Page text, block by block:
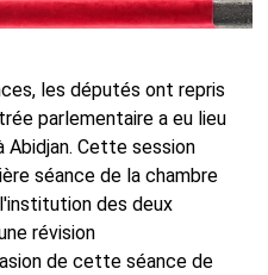
les députés ont repris
parlementaire a eu lieu
Abidjan. Cette session
séance de la chambre
des deux
révision
de cette séance de